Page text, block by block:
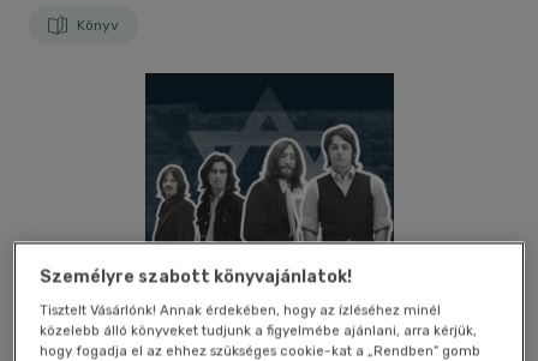
Könyv
Személyre szabott könyvajánlatok!
Tisztelt Vásárlónk! Annak érdekében, hogy az ízléséhez minél
közelebb álló könyveket tudjunk a figyelmébe ajánlani, arra kérjük,
hogy fogadja el az ehhez szükséges cookie-kat a „Rendben” gomb